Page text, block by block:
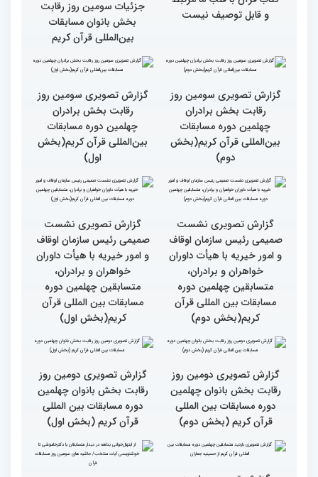
گزارش تصویری حضور
اصحاب رسانه درچهلمین
قران کریم (بخش اول)
قاری نیجریایی: نوجوانان
جهان عمل به قرآن را
سرلوحه امور خود قرار دهند
کتاب قرآن با قلب ما مرتبط
و قابل توصیف نیست
جزئیات سومین روز رقابت
بخش بانوان مسابقات
بین‌المللی قرآن کریم
گزارش تصویری سومین روز
رقابت بخش برادران
چهلمین دوره مسابقات
بین‌المللی قرآن کریم(بخش
دوم)
گزارش تصویری سومین روز
رقابت بخش برادران
چهلمین دوره مسابقات
بین‌المللی قرآن کریم(بخش
اول)
صمیمی رئیس سازمان اوقاف
خواهران و برادران،
متسابقین چهلمین دوره
مسابقات بین المللی قرآن
کریم(بخش دوم)
صمیمی رئیس سازمان اوقاف
خواهران و برادران،
متسابقین چهلمین دوره
مسابقات بین المللی قرآن
کریم(بخش اول)